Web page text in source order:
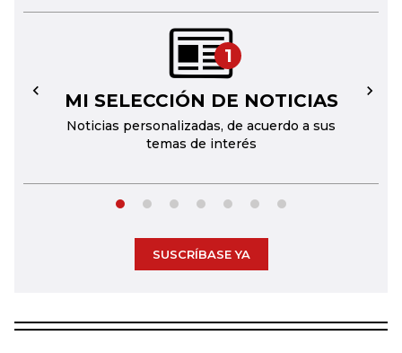
1
MI SELECCIÓN DE NOTICIAS
Noticias personalizadas, de acuerdo a sus
temas de interés
← →
SUSCRÍBASE YA